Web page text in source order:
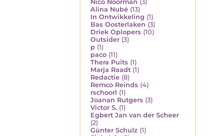
Nico Noorman (3)
Alina Nubé (13)
In Ontwikkeling (1)
Bas Oosterlaken (3)
Driek Oplopers (10)
Outsider (3)
p (1)
paco (11)
Thera Puits (1)
Marja Raadt (1)
Redactie (8)
Remco Reinds (4)
rschoorl (1)
Joanan Rutgers (3)
Victor S. (1)
Egbert Jan van der Scheer
(2)
Günter Schulz (1)